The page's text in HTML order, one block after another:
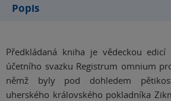
Popis
Předkládaná kniha je vědeckou edicí
účetního svazku Registrum omnium
němž byly pod dohledem
uherského královského pokladníka